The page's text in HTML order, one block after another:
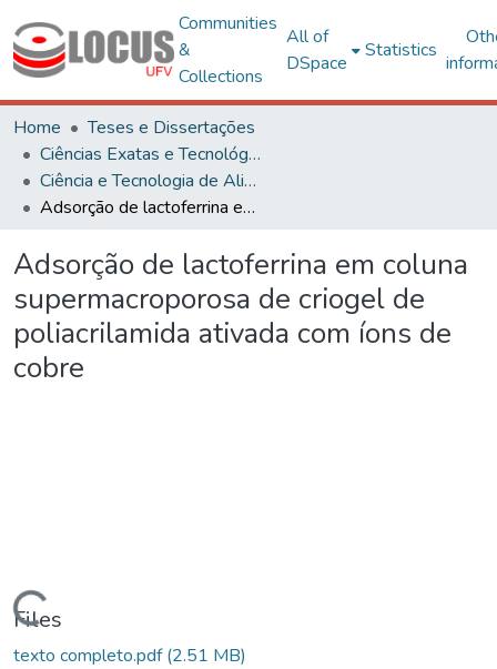
Communities
&
Collections
All of
DSpace
Statistics
Home
Teses e Dissertações
Ciências Exatas e Tecnológicas
Ciência e Tecnologia de Alimentos
Adsorção de lactoferrina em coluna supermacroporosa de criogel de poliacrilamida ativada com íons de cobre
Adsorção de lactoferrina em coluna
supermacroporosa de criogel de
poliacrilamida ativada com íons de
cobre
Files
texto completo.pdf(2.51 MB)